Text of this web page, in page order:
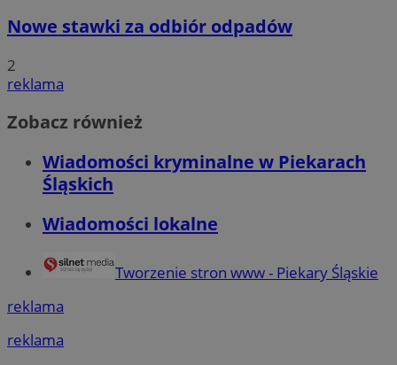
Nowe stawki za odbiór odpadów
2
reklama
Zobacz również
Wiadomości kryminalne w Piekarach
Śląskich
Wiadomości lokalne
Tworzenie stron www - Piekary Śląskie
reklama
reklama